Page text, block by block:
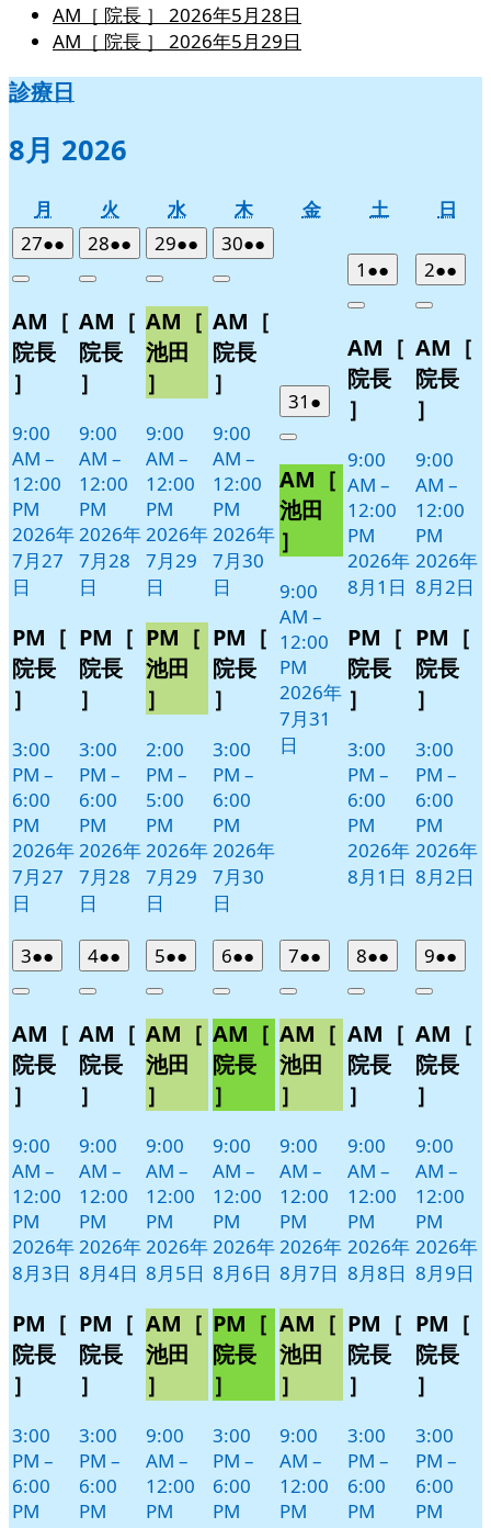
AM［ 院長 ］ 2026年5月28日
AM［ 院長 ］ 2026年5月29日
診療日
8月 2026
月
曜
日
火
曜
日
水水
曜
日
木木
曜
日
金金
土土
日
日
日
272026
年
月
27
日
●●
件
イ
ベ
ト)
Close
AM［
院長
］
9:00
AM –
12:00
PM
2026年
7月27
日
PM［
院長
］
3:00
PM –
6:00
PM
2026年
7月27
日
282026
年
月
28
日
●●
件
イ
ベ
ト)
Close
AM［
院長
］
9:00
AM –
12:00
PM
2026年
7月28
日
PM［
院長
］
3:00
PM –
6:00
PM
2026年
7月28
日
292026
年
月
29
日
●●
件
イ
ベ
ト)
Close
AM［
池田
］
9:00
AM –
12:00
PM
2026年
7月29
日
PM［
池田
］
2:00
PM –
5:00
PM
2026年
7月29
日
302026
年
月
30
日
●●
件
イ
Close
AM［
院長
］
9:00
AM –
12:00
PM
2026年
7月30
日
PM［
院長
］
3:00
PM –
6:00
PM
2026年
7月30
日
31 2026
年
月
31
日
●
件
イ
ベ
ト)
Close
AM［
池田
］
9:00
AM –
12:00
PM
2026年
7月31
日
1 2026
年
月
1
日
●●
件
イ
ベ
Close
AM［
院長
］
9:00
AM –
12:00
PM
2026年
8月1日
PM［
院長
］
3:00
PM –
6:00
PM
2026年
8月1日
22026
年
月
2
日
●●
件
イ
ベ
Close
AM［
院長
］
9:00
AM –
12:00
PM
2026年
8月2日
PM［
院長
］
3:00
PM –
6:00
PM
2026年
8月2日
32026
年
月
3
日
●●
件
イ
ベ
Close
AM［
院長
］
9:00
AM –
12:00
PM
2026年
8月3日
PM［
院長
］
3:00
PM –
6:00
PM
42026
年
月
4
日
●●
件
イ
ベ
Close
AM［
院長
］
9:00
AM –
12:00
PM
2026年
8月4日
PM［
院長
］
3:00
PM –
6:00
PM
52026
年
月
5
日
●●
件
イ
ベ
ト)
Close
AM［
池田
］
9:00
AM –
12:00
PM
2026年
8月5日
AM［
池田
］
9:00
AM –
12:00
PM
62026
年
月
6
日
●●
件
イ
ベ
ト)
Close
AM［
院長
］
9:00
AM –
12:00
PM
2026年
8月6日
PM［
院長
］
3:00
PM –
6:00
PM
72026
年
月
7
日
●●
件
イ
ベ
ト)
Close
AM［
池田
］
9:00
AM –
12:00
PM
2026年
8月7日
AM［
池田
］
9:00
AM –
12:00
PM
82026
年
月
8
日
●●
件
イ
ベ
Close
AM［
院長
］
9:00
AM –
12:00
PM
2026年
8月8日
PM［
院長
］
3:00
PM –
6:00
PM
92026
年
月
9
日
●●
件
イ
ベ
Close
AM［
院長
］
9:00
AM –
12:00
PM
2026年
8月9日
PM［
院長
］
3:00
PM –
6:00
PM